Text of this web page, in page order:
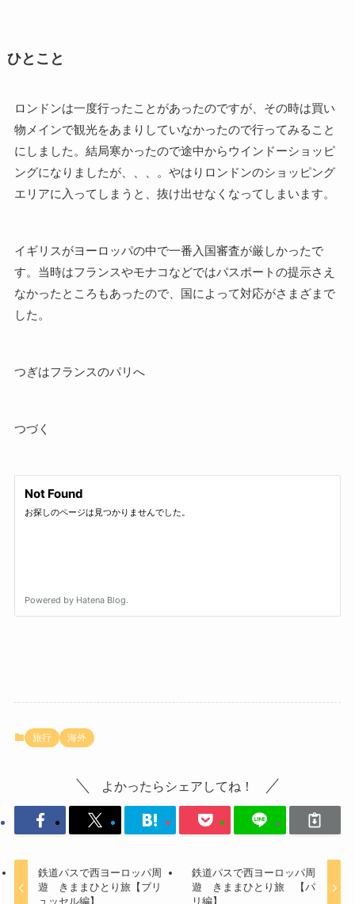
ひとこと
ロンドンは一度行ったことがあったのですが、その時は買い
物メインで観光をあまりしていなかったので行ってみること
にしました。結局寒かったので途中からウインドーショッピ
ングになりましたが、、、。やはりロンドンのショッピング
エリアに入ってしまうと、抜け出せなくなってしまいます。
イギリスがヨーロッパの中で一番入国審査が厳しかったで
す。当時はフランスやモナコなどではパスポートの提示さえ
なかったところもあったので、国によって対応がさまざまで
した。
つぎはフランスのパリへ
つづく
旅行 海外
よかったらシェアしてね！
鉄道パスで西ヨーロッパ周
遊 きままひとり旅【ブリ
ュッセル編】
鉄道パスで西ヨーロッパ周
遊 きままひとり旅 【パ
リ編】